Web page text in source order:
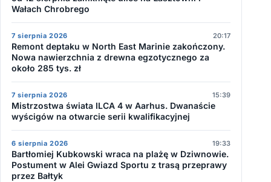
Wałach Chrobrego
7 sierpnia 2026 20:17
Remont deptaku w North East Marinie zakończony.
Nowa nawierzchnia z drewna egzotycznego za
około 285 tys. zł
7 sierpnia 2026 15:39
Mistrzostwa świata ILCA 4 w Aarhus. Dwanaście
wyścigów na otwarcie serii kwalifikacyjnej
6 sierpnia 2026 19:33
Bartłomiej Kubkowski wraca na plażę w Dziwnowie.
Postument w Alei Gwiazd Sportu z trasą przeprawy
przez Bałtyk